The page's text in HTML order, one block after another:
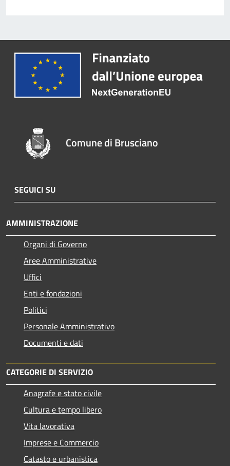
Comune di Brusciano
SEGUICI SU
AMMINISTRAZIONE
Organi di Governo
Aree Amministrative
Uffici
Enti e fondazioni
Politici
Personale Amministrativo
Documenti e dati
CATEGORIE DI SERVIZIO
Anagrafe e stato civile
Cultura e tempo libero
Vita lavorativa
Imprese e Commercio
Catasto e urbanistica